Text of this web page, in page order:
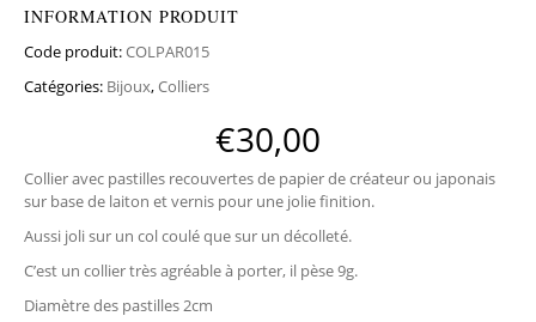
INFORMATION PRODUIT
Code produit:COLPAR015
Catégories: Bijoux,Colliers
€30,00
Collier avec pastilles recouvertes de papier de créateur ou japonais
sur base de laiton et vernis pour une jolie finition.
Aussi joli sur un col coulé que sur un décolleté.
C’est un collier très agréable à porter, il pèse 9g.
Diamètre des pastilles 2cm